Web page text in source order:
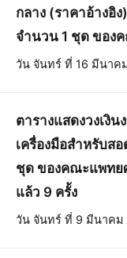
กลาง (ราคาอ้างอิ
จำนวน 1 ชุด ของ
วัน จันทร์ ที่ 16 มีนาค
ตารางแสดงวงเงิ
เครื่องมือสำหรับส
ชุด ของคณะแพทย
แล้ว 9 ครั้ง
วัน จันทร์ ที่ 9 มีนาคม